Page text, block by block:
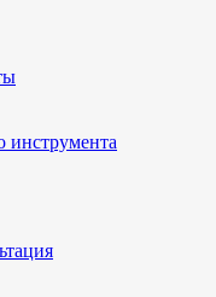
инструмента